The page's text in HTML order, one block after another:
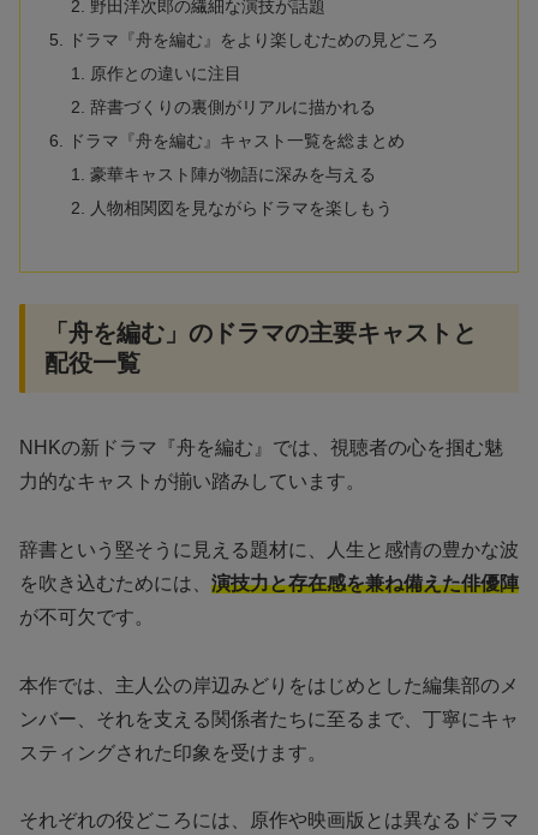
野田洋次郎の繊細な演技が話題
ドラマ『舟を編む』をより楽しむための見どころ
原作との違いに注目
辞書づくりの裏側がリアルに描かれる
ドラマ『舟を編む』キャスト一覧を総まとめ
豪華キャスト陣が物語に深みを与える
人物相関図を見ながらドラマを楽しもう
「舟を編む」のドラマの主要キャストと
配役一覧
NHKの新ドラマ『舟を編む』では、視聴者の心を掴む魅
力的なキャストが揃い踏みしています。
辞書という堅そうに見える題材に、人生と感情の豊かな波
を吹き込むためには、 演技力と存在感を兼ね備えた俳優陣
が不可欠です。
本作では、主人公の岸辺みどりをはじめとした編集部のメ
ンバー、それを支える関係者たちに至るまで、丁寧にキャ
スティングされた印象を受けます。
それぞれの役どころには、原作や映画版とは異なるドラマ